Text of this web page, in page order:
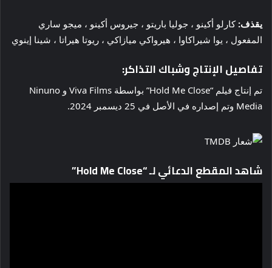
يقذف: كارلو أكينو ، جوليا باريتو ، جيروس أكينو ، ميجو ساري
المفعول ، يوا شيراكاوا ، هيرواكي ميازاكي ، ريوتا هيراتا ، شينا إينوي
تفاصيل الإنتاج وشباك التذاكر:
تم إنتاج فيلم “Hold Me Close” بواسطة Viva Films و Ninuno
Media وتم إصداره في الأصل في 25 ديسمبر 2024.
شاهد المقطع الدعائي لـ “Hold Me Close”